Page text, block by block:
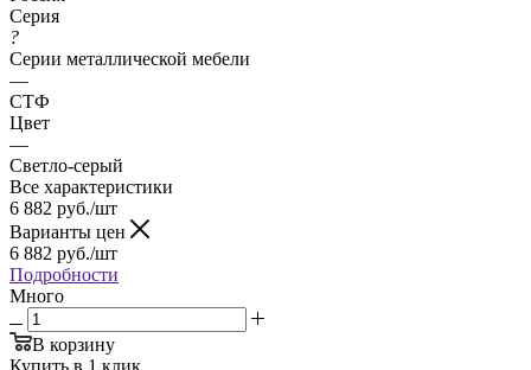
Серия
?
Серии металлической мебели
—
СТФ
Цвет
—
Светло-серый
Все характеристики
6 882 руб./шт
Варианты цен
6 882 руб./шт
Подробности
Много
В корзину
Купить в 1 клик